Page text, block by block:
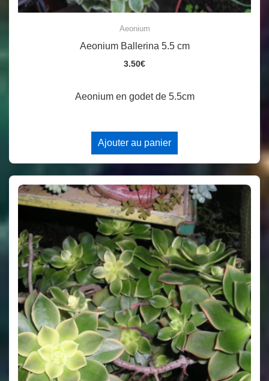
Aeonium
Aeonium Ballerina 5.5 cm
3.50€
Aeonium en godet de 5.5cm
Ajouter au panier